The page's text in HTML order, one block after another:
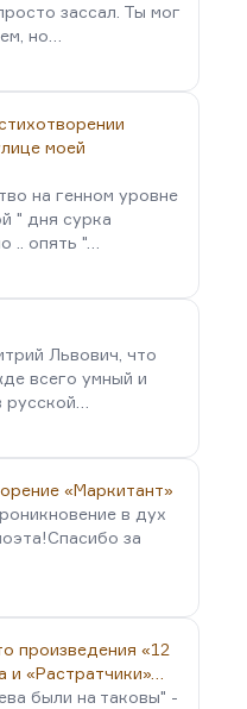
зассал. Ты мог
но…
моей
на генном уровне
" дня сурка
.. опять "…
Львович, что
всего умный и
«Маркитант»
в дух
за
произведения «12
«Растратчики»…
были на таковы" -